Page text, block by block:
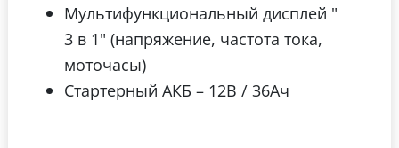
Мультифункциональный дисплей "
3 в 1" (напряжение, частота тока,
моточасы)
Cтартерный АКБ – 12В / 36Ач